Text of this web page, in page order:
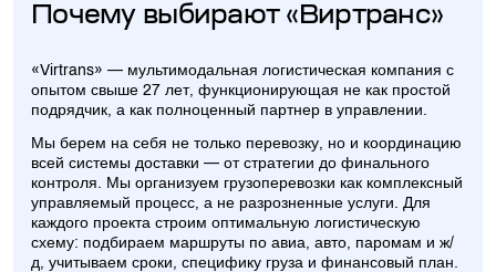
Почему выбирают «Виртранс»
«Virtrans» — мультимодальная логистическая компания с
опытом свыше 27 лет, функционирующая не как простой
подрядчик, а как полноценный партнер в управлении.
Мы берем на себя не только перевозку, но и координацию
всей системы доставки — от стратегии до финального
контроля. Мы организуем грузоперевозки как комплексный
управляемый процесс, а не разрозненные услуги. Для
каждого проекта строим оптимальную логистическую
схему: подбираем маршруты по авиа, авто, паромам и ж/
д, учитываем сроки, специфику груза и финансовый план.